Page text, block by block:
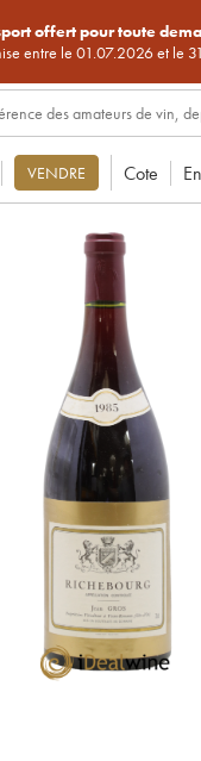
offert pour toute
entre le 01.07.2026 et le
VENDRE Cote